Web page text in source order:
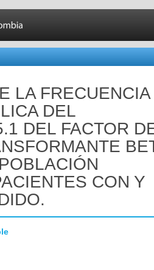
LA FRECUENCIA
DEL
DEL FACTOR
CON Y